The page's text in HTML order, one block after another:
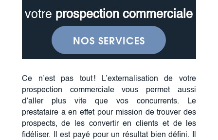
votre prospection commerciale
NOS SERVICES
Ce n’est pas tout ! L’externalisation de votre
prospection commerciale vous permet aussi
d’aller plus vite que vos concurrents. Le
prestataire a en effet pour mission de trouver des
prospects, de les convertir en clients et de les
fidéliser. Il est payé pour un résultat bien défini. Il